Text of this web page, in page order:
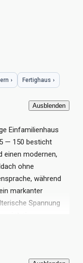
› Fertighaus ›
Ausblenden
Einfamilienhaus
— 150 besticht
einen modernen,
ohne
während
markanter
Spannung
lackiert, um die